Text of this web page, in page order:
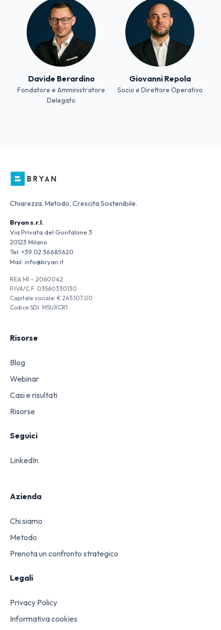
Davide Berardino
Fondatore e Amministratore
Delegato
Giovanni Repola
Socio e Direttore Operativo
Chiarezza, Metodo, Crescita Sostenibile.
Bryan s.r.l.
Via Privata del Gonfalone 3
20123 Milano
Tel: +39 02 36685620
Mail: info@bryan.it
REA MI – 2060042
P.IVA/C.F. 03560330130
Capitale sociale: € 245.107,00
Codice SDI: M5UXCR1
Risorse
Blog
Webinar
Casi e risultati
Risorse
Seguici
LinkedIn
Azienda
Chi siamo
Metodo
Prenota un confronto strategico
Legali
Privacy Policy
Informativa cookies